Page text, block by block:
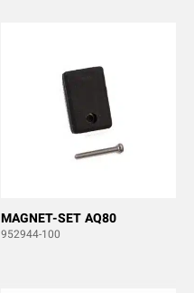
MAGNET-SET AQ80
952944-100